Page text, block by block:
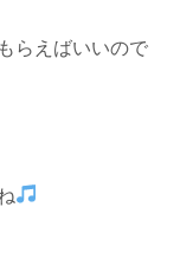
らえばいいので